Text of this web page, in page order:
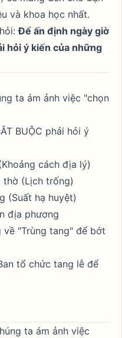
và khoa học nhất.
Để ấn định ngày giờ
hỏi ý kiến của những
ta ám ảnh việc "chọn
BUỘC phải hỏi ý
cách địa lý)
thờ (Lịch trống)
(Suất hạ huyệt)
địa phương
về "Trùng tang" để bớt
tổ chức tang lễ để
ta ám ảnh việc